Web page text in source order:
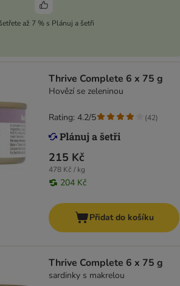
až 7 % s Plánuj a šetři
Thrive Complete 6 x 75 g
Hovězí se zeleninou
215 Kč
478 Kč / kg
204 Kč
Rating: 4.2/5 (42)
Přidat do košíku
Thrive Complete 6 x 75 g
sardinky s makrelou